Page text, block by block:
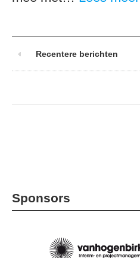
Recentere berichten
Sponsors